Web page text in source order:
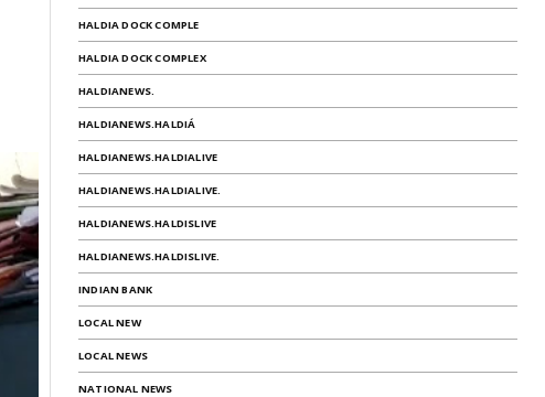
HALDIA DOCK COMPLE
HALDIA DOCK COMPLEX
HALDIANEWS.
HALDIANEWS.HALDIÁ
HALDIANEWS.HALDIALIVE
HALDIANEWS.HALDIALIVE.
HALDIANEWS.HALDISLIVE
HALDIANEWS.HALDISLIVE.
INDIAN BANK
LOCAL NEW
LOCAL NEWS
NATIONAL NEWS